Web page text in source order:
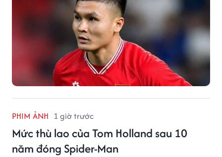
PHIM ẢNH 1 giờ trước
Mức thù lao của Tom Holland sau 10
năm đóng Spider-Man